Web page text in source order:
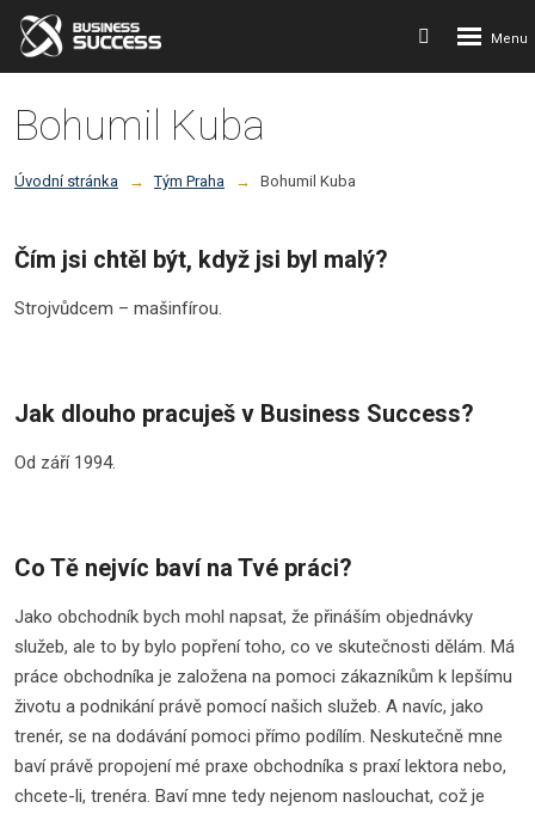
Vyhledávání
Rozbalení
Bohumil Kuba
Úvodní stránka Tým Praha Bohumil Kuba
Čím jsi chtěl být, když jsi byl malý?
Strojvůdcem – mašinfírou.
Jak dlouho pracuješ v Business Success?
Od září 1994.
Co Tě nejvíc baví na Tvé práci?
Jako obchodník bych mohl napsat, že přináším objednávky
služeb, ale to by bylo popření toho, co ve skutečnosti dělám. Má
práce obchodníka je založena na pomoci zákazníkům k lepšímu
životu a podnikání právě pomocí našich služeb. A navíc, jako
trenér, se na dodávání pomoci přímo podílím. Neskutečně mne
baví právě propojení mé praxe obchodníka s praxí lektora nebo,
chcete-li, trenéra. Baví mne tedy nejenom naslouchat, což je